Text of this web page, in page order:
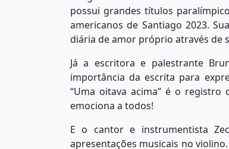
possui grandes títulos
americanos de Santiago 2023.
diária de amor próprio através de
Já a escritora e palestrante
importância da escrita para
“Uma oitava acima” é o
emociona a todos!
E o cantor e instrumentista
apresentações musicais no